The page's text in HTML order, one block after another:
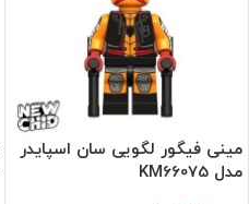
مینی فیگور لگویی سان اسپایدر
مدل KM66075